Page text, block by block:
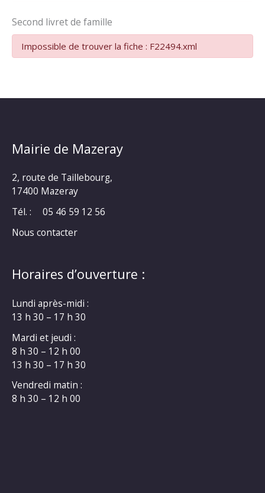
Second livret de famille
Impossible de trouver la fiche : F22494.xml
Mairie de Mazeray
2, route de Taillebourg,
17400 Mazeray
Tél. :
05 46 59 12 56
Nous contacter
Horaires d’ouverture :
Lundi après-midi :
13 h 30 – 17 h 30
Mardi et jeudi :
8 h 30 – 12 h 00
13 h 30 – 17 h 30
Vendredi matin :
8 h 30 – 12 h 00